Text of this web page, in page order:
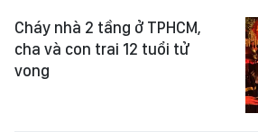
Cháy nhà 2 tầng ở TPHCM,
cha và con trai 12 tuổi tử
vong